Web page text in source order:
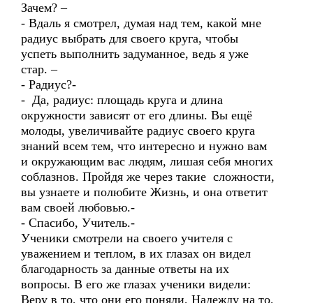
Зачем? –
- Вдаль я смотрел, думая над тем, какой мне
радиус выбрать для своего круга, чтобы
успеть выполнить задуманное, ведь я уже
стар. –
- Радиус?-
- Да, радиус: площадь круга и длина
окружности зависят от его длины. Вы ещё
молоды, увеличивайте радиус своего круга
знаний всем тем, что интересно и нужно вам
и окружающим вас людям, лишая себя многих
соблазнов. Пройдя же через такие сложности,
вы узнаете и полюбите Жизнь, и она ответит
вам своей любовью.-
- Спасибо, Учитель.-
Ученики смотрели на своего учителя с
уважением и теплом, в их глазах он видел
благодарность за данные ответы на их
вопросы. В его же глазах ученики видели:
Веру в то, что они его поняли, Надежду на то,